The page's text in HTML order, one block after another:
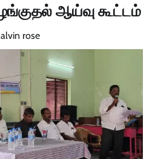
ஆய்வு கூட்டம்
alvin rose